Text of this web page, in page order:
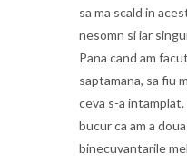
sa ma scald in
nesomn si iar
Pana cand am
saptamana, sa fiu
ceva s-a
bucur ca am a
binecuvantarile